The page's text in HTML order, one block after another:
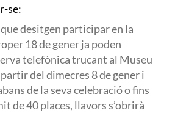
se:
desitgen participar en la
18 de gener ja poden
telefònica trucant al Museu
del dimecres 8 de gener i
de la seva celebració o fins
de 40 places, llavors s’obrirà